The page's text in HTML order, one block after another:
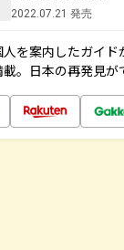
2022.07.21 発売
人を案内したガイ
。日本の再発見が